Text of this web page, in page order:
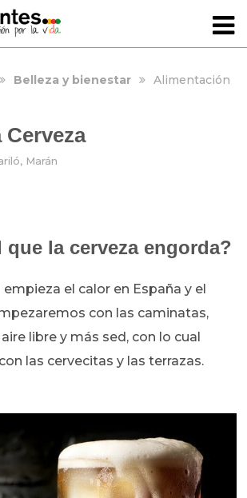
Belleza y bienestar Alimentación
Cerveza
Marán
que la cerveza engorda?
el calor en España y el
con las caminatas,
libre y más sed, con lo cual
las cervecitas y las terrazas.